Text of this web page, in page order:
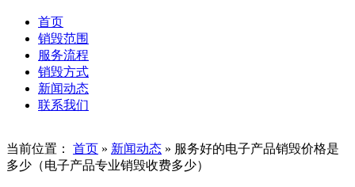
首页
销毁范围
服务流程
销毁方式
新闻动态
联系我们
当前位置： 首页 » 新闻动态 » 服务好的电子产品销毁价格是
多少（电子产品专业销毁收费多少）